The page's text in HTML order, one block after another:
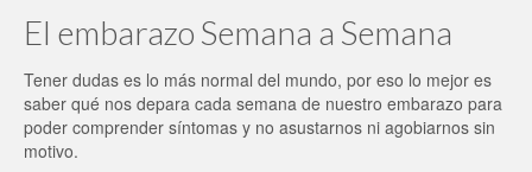
El embarazo Semana a Semana
Tener dudas es lo más normal del mundo, por eso lo mejor es
saber qué nos depara cada semana de nuestro embarazo para
poder comprender síntomas y no asustarnos ni agobiarnos sin
motivo.